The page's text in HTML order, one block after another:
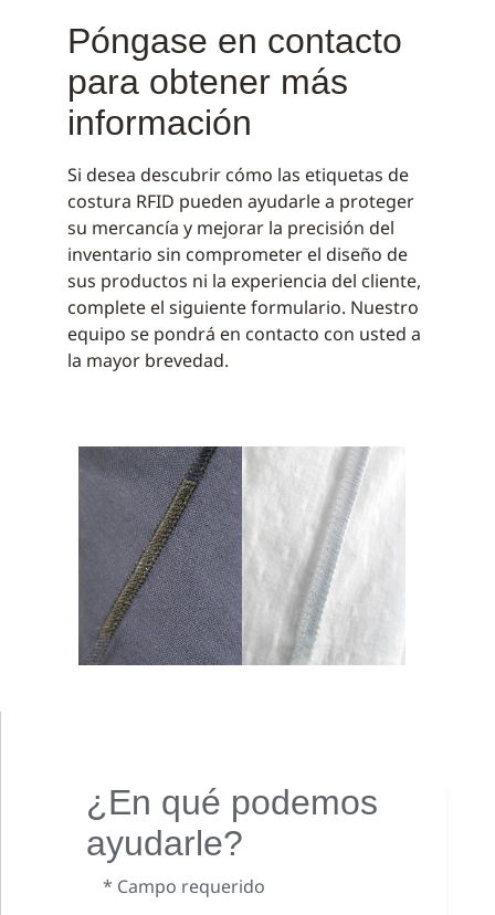
Póngase en contacto
para obtener más
información
Si desea descubrir cómo las etiquetas de
costura RFID pueden ayudarle a proteger
su mercancía y mejorar la precisión del
inventario sin comprometer el diseño de
sus productos ni la experiencia del cliente,
complete el siguiente formulario. Nuestro
equipo se pondrá en contacto con usted a
la mayor brevedad.
¿En qué podemos
ayudarle?
* Campo requerido